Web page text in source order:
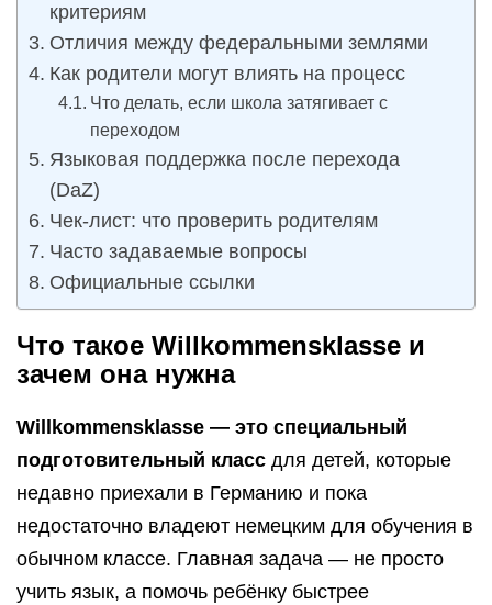
критериям
Отличия между федеральными землями
Как родители могут влиять на процесс
Что делать, если школа затягивает с
переходом
Языковая поддержка после перехода
(DaZ)
Чек-лист: что проверить родителям
Часто задаваемые вопросы
Официальные ссылки
Что такое Willkommensklasse и
зачем она нужна
Willkommensklasse — это специальный
подготовительный класс для детей, которые
недавно приехали в Германию и пока
недостаточно владеют немецким для обучения в
обычном классе. Главная задача — не просто
учить язык, а помочь ребёнку быстрее